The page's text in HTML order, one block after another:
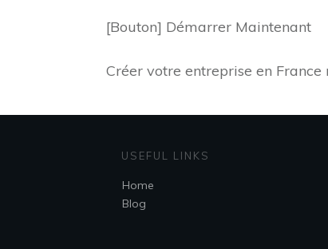
[Bouton] Démarrer Maintenant
Créer votre entreprise en
USEFUL LINKS
Home
Blog